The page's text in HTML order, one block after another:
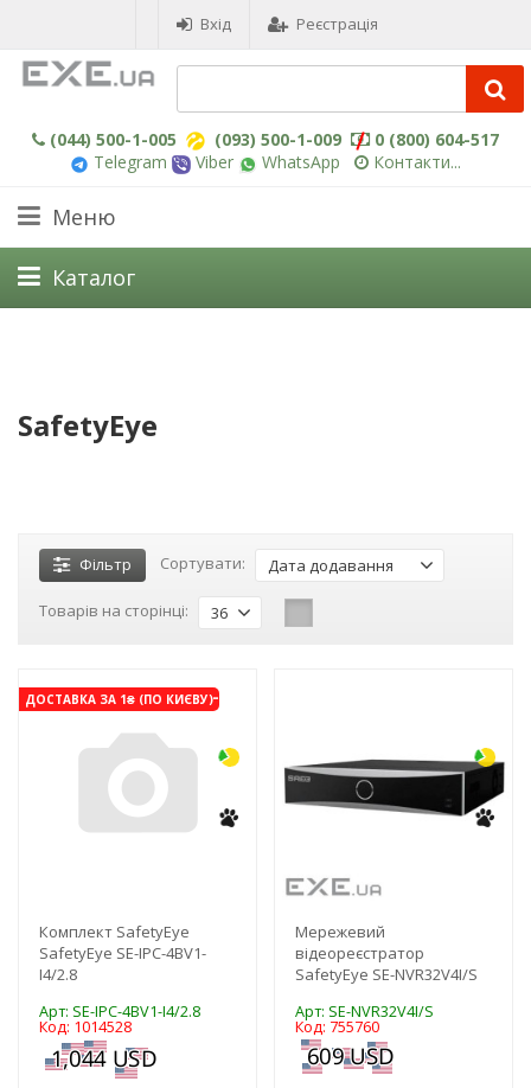
Вхід Реєстрація
(044) 500-1-005 (093) 500-1-009
0 (800) 604-517
Telegram
Viber WhatsApp Контакти...
Меню
Каталог
SafetyEye
Фільтр Сортувати: Дата додавання
Товарів на сторінці: 36
ДОСТАВКА ЗА 1₴ (ПО КИЄВУ)-3%
Комплект SafetyEye
SafetyEye SE-IPC-4BV1-
I4/2.8
Арт: SE-IPC-4BV1-I4/2.8
Код: 1014528
Мережевий
відеореєстратор
SafetyEye SE-NVR32V4I/S
Арт: SE-NVR32V4I/S
Код: 755760